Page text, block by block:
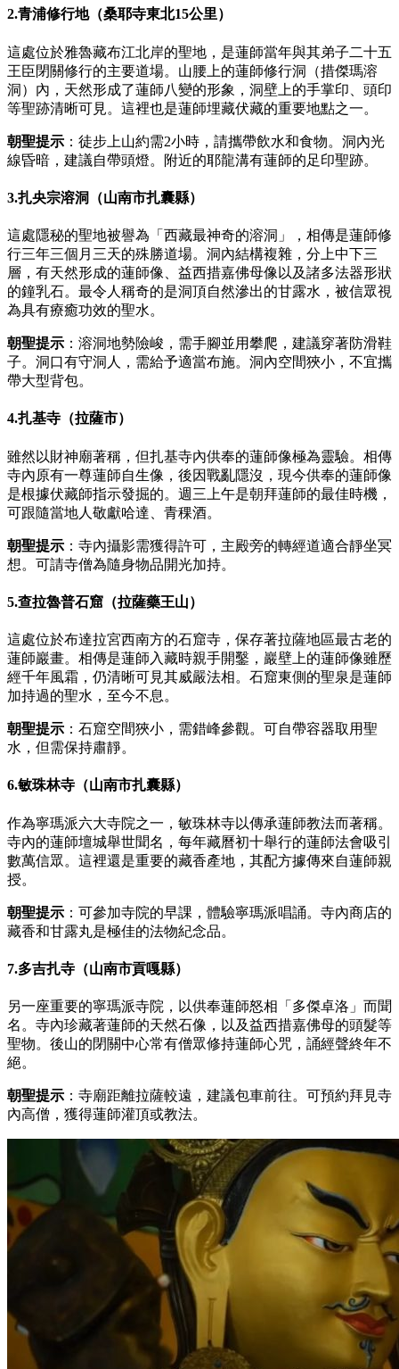
2.青浦修行地（桑耶寺東北15公里）
這處位於雅魯藏布江北岸的聖地，是蓮師當年與其弟子二十五
王臣閉關修行的主要道場。山腰上的蓮師修行洞（措傑瑪溶
洞）內，天然形成了蓮師八變的形象，洞壁上的手掌印、頭印
等聖跡清晰可見。這裡也是蓮師埋藏伏藏的重要地點之一。
朝聖提示 ：徒步上山約需2小時，請攜帶飲水和食物。洞內光
線昏暗，建議自帶頭燈。附近的耶龍溝有蓮師的足印聖跡。
3.扎央宗溶洞（山南市扎囊縣）
這處隱秘的聖地被譽為「西藏最神奇的溶洞」，相傳是蓮師修
行三年三個月三天的殊勝道場。洞內結構複雜，分上中下三
層，有天然形成的蓮師像、益西措嘉佛母像以及諸多法器形狀
的鐘乳石。最令人稱奇的是洞頂自然滲出的甘露水，被信眾視
為具有療癒功效的聖水。
朝聖提示 ：溶洞地勢險峻，需手腳並用攀爬，建議穿著防滑鞋
子。洞口有守洞人，需給予適當布施。洞內空間狹小，不宜攜
帶大型背包。
4.扎基寺（拉薩市）
雖然以財神廟著稱，但扎基寺內供奉的蓮師像極為靈驗。相傳
寺內原有一尊蓮師自生像，後因戰亂隱沒，現今供奉的蓮師像
是根據伏藏師指示發掘的。週三上午是朝拜蓮師的最佳時機，
可跟隨當地人敬獻哈達、青稞酒。
朝聖提示 ：寺內攝影需獲得許可，主殿旁的轉經道適合靜坐冥
想。可請寺僧為隨身物品開光加持。
5.查拉魯普石窟（拉薩藥王山）
這處位於布達拉宮西南方的石窟寺，保存著拉薩地區最古老的
蓮師巖畫。相傳是蓮師入藏時親手開鑿，巖壁上的蓮師像雖歷
經千年風霜，仍清晰可見其威嚴法相。石窟東側的聖泉是蓮師
加持過的聖水，至今不息。
朝聖提示 ：石窟空間狹小，需錯峰參觀。可自帶容器取用聖
水，但需保持肅靜。
6.敏珠林寺（山南市扎囊縣）
作為寧瑪派六大寺院之一，敏珠林寺以傳承蓮師教法而著稱。
寺內的蓮師壇城舉世聞名，每年藏曆初十舉行的蓮師法會吸引
數萬信眾。這裡還是重要的藏香產地，其配方據傳來自蓮師親
授。
朝聖提示 ：可參加寺院的早課，體驗寧瑪派唱誦。寺內商店的
藏香和甘露丸是極佳的法物紀念品。
7.多吉扎寺（山南市貢嘎縣）
另一座重要的寧瑪派寺院，以供奉蓮師怒相「多傑卓洛」而聞
名。寺內珍藏著蓮師的天然石像，以及益西措嘉佛母的頭髮等
聖物。後山的閉關中心常有僧眾修持蓮師心咒，誦經聲終年不
絕。
朝聖提示 ：寺廟距離拉薩較遠，建議包車前往。可預約拜見寺
內高僧，獲得蓮師灌頂或教法。